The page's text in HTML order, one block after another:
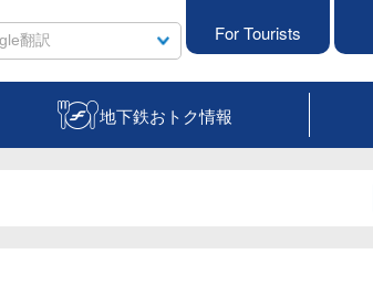
For Tourists
地下鉄おトク情報